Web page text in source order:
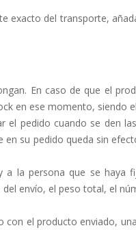
exacto del transporte,
En caso de que el
en ese momento, siendo
cuando se den
su pedido queda sin
la persona que se
envío, el peso total, el
el producto enviado,